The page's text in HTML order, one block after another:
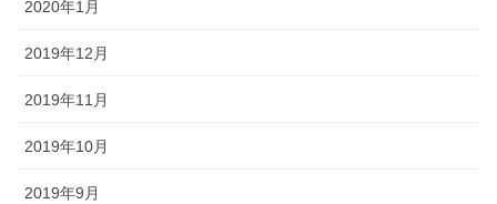
2020年1月
2019年12月
2019年11月
2019年10月
2019年9月